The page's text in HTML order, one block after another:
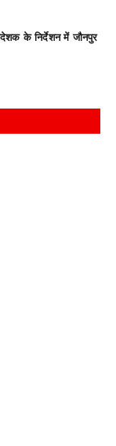
के निर्देशन में जौनपुर